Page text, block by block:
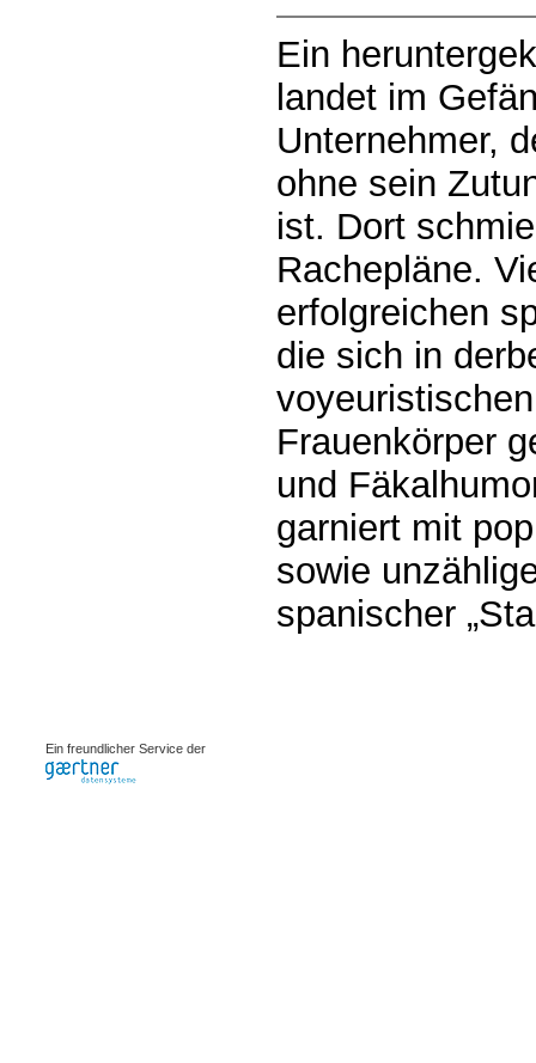
Ein
landet im
Unternehmer,
ohne sein
ist. Dort
Rachepläne.
erfolgreichen
die sich in
Frauenkörper
und
garniert mit
sowie
spanischer
Ein freundlicher Service der